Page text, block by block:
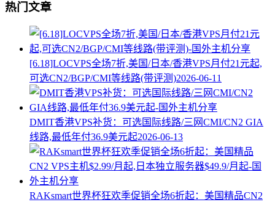
热门文章
[6.18]LOCVPS全场7折,美国/日本/香港VPS月付21元起,
可选CN2/BGP/CMI等线路(带评测)2026-06-11
DMIT香港VPS补货：可选国际线路/三网CMI/CN2 GIA
线路,最低年付36.9美元起2026-06-13
RAKsmart世界杯狂欢季促销全场6折起：美国精品CN2